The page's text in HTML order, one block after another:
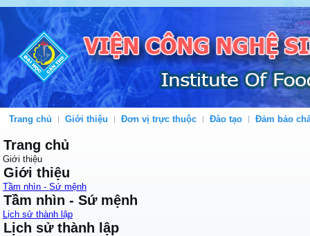
Trang chủ Giới thiệu Đơn vị trực thuộc Đào tạo Đảm bảo
Trang chủ
Giới thiệu
Giới thiệu
Tầm nhìn - Sứ mệnh
Tầm nhìn - Sứ mệnh
Lịch sử thành lập
Lịch sử thành lập